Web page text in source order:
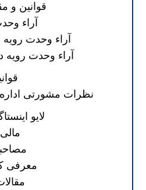
قوانین و
آراء
آراء وحدت
آراء وحدت رویه
نظرات مشورتی
لایو
مالی
معرفی